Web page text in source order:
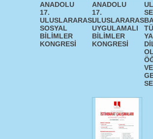
ANADOLU
17.
ULUSLARARASI
SOSYAL
BİLİMLER
KONGRESİ
ANADOLU
17.
ULUSLARARASI
UYGULAMALI
BİLİMLER
KONGRESİ
VE